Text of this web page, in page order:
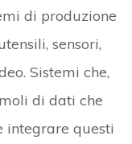
di produzione
sensori,
Sistemi che,
di dati che
integrare questi